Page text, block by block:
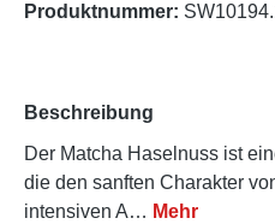
Produktnummer:
Beschreibung
Der Matcha Haselnuss ist
die den sanften Charakter
intensiven A… Mehr